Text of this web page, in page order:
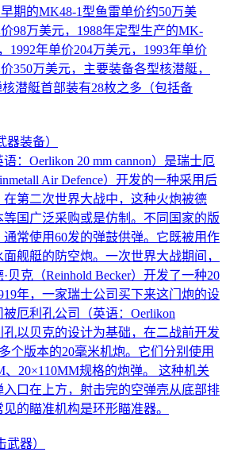
期的MK48-1型鱼雷单价约50万美
98万美元，1988年定型生产的MK-
1992年单价204万美元，1993年单价
350万美元，主要装备各型核潜艇，
潜艇首部装有28枚之多（包括备
器装备）
：Oerlikon 20 mm cannon）是瑞士厄
Air Defence）开发的一种采用后
第二次世界大战中，这种火炮被德
等国广泛采购或是仿制。不同国家的版
常使用60发的弹鼓供弹。它既被用作
舰艇的防空炮。一次世界大战期间，
贝克（Reinhold Becker）开发了一种20
年，一家瑞士公司买下来这门炮的设
厄利孔公司（英语：Oerlikon
孔以贝克的设计为基础，在二战前开发
个版本的20毫米机炮。它们分别使用
、20×110MM规格的炮弹。 这种机关
口在上方，射击完的空弹壳从底部排
的瞄准机构是环形瞄准器。
武器）